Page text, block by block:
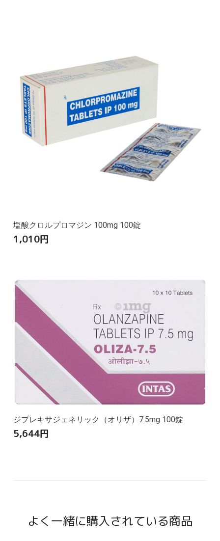
塩酸クロルプロマジン 100mg 100錠
1,010円
ジプレキサジェネリック（オリザ）7.5mg 100錠
5,644円
よく一緒に購入されている商品